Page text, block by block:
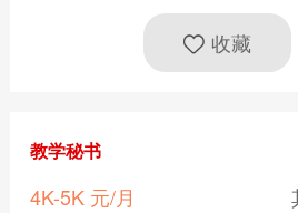
收藏
教学秘书
4K-5K 元/月